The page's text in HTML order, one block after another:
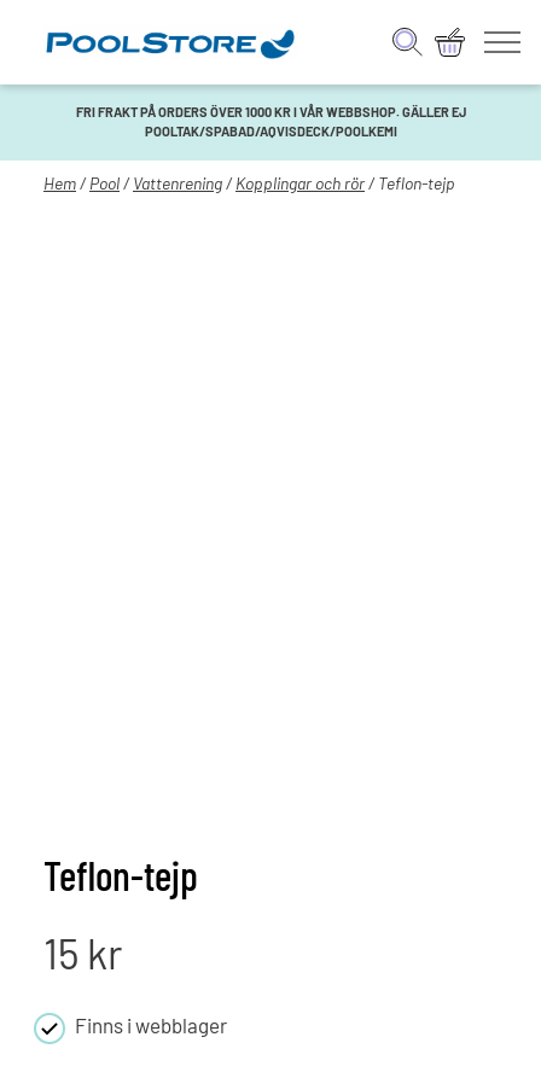
FRI FRAKT PÅ ORDERS ÖVER 1000 KR I VÅR WEBBSHOP. GÄLLER EJ
POOLTAK/SPABAD/AQVISDECK/POOLKEMI
Hem/Pool/Vattenrening/Kopplingar och rör/ Teflon-tejp
Teflon-tejp
15 kr
Finns i webblager